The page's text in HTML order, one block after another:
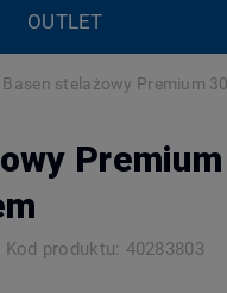
OUTLET
Basen stelażowy Premium
Kod produktu: 40283803